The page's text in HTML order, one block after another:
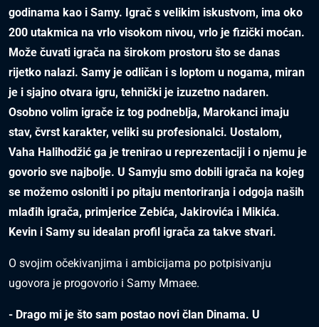
godinama kao i Samy. Igrač s velikim iskustvom, ima oko
200 utakmica na vrlo visokom nivou, vrlo je fizički moćan.
Može čuvati igrača na širokom prostoru što se danas
rijetko nalazi. Samy je odličan i s loptom u nogama, miran
je i sjajno otvara igru, tehnički je izuzetno nadaren.
Osobno volim igrače iz tog podneblja, Marokanci imaju
stav, čvrst karakter, veliki su profesionalci. Uostalom,
Vaha Halihodžić ga je trenirao u reprezentaciji i o njemu je
govorio sve najbolje. U Samyju smo dobili igrača na kojeg
se možemo osloniti i po pitaju mentoriranja i odgoja naših
mlađih igrača, primjerice Zebića, Jakirovića i Mikića.
Kevin i Samy su idealan profil igrača za takve stvari.
O svojim očekivanjima i ambicijama po potpisivanju
ugovora je progovorio i Samy Mmaee.
- Drago mi je što sam postao novi član Dinama. U